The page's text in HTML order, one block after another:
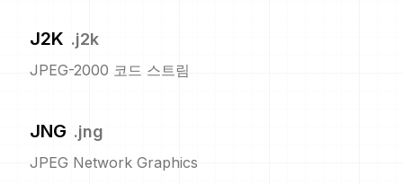
J2K .j2k
JPEG-2000 코드 스트림
JNG .jng
JPEG Network Graphics